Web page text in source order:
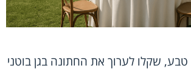
שקלו לערוך את החתונה בגן בוטני